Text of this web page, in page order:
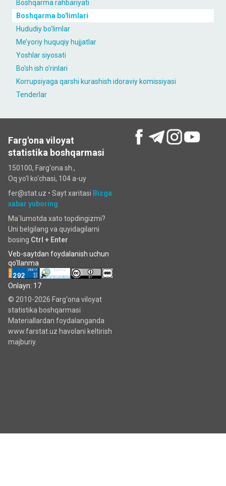
Boshqarma rahbariyati
Boshqarma bo'limlari
Hududiy bo'limlar
Me’yoriy huquqiy hujjatlar
Yoshlar siyosati
Bo'sh ish o'rinlari
Korrupsiyaga qarshi kurashish idoraviy komissiyasi
Tenderlar
Farg'ona viloyat
statistika boshqarmasi
150100, Farg'ona sh.,
Oq yo'l ko‘chаsi, 104 a-uy
fer@stat.uz • Sayt xaritasi Bizga
xabar yuboring
Ma`lumotda xato topdingizmi?
Uni belgilang va quyidagilarni
bosing Ctrl + Enter
Veb-saytdan foydalanish uchun
qo'llanma
Onlayn: 17
© 2010-2026 Farg‘ona viloyat
statistika boshqarmasi
Materiallardan foydalanganda
www.farstat.uz havolani keltirish
majburiy.